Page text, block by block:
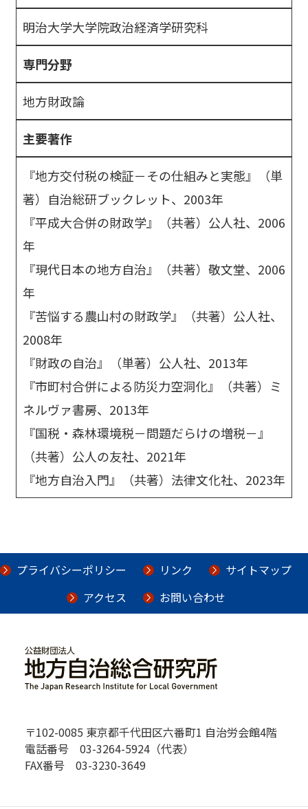
明治大学大学院政治経済学研究科
専門分野
地方財政論
主要著作
『地方交付税の検証－その仕組みと実態』（単
著）自治総研ブックレット、2003年
『平成大合併の財政学』（共著）公人社、2006
年
『現代日本の地方自治』（共著）敬文堂、2006
年
『苦悩する農山村の財政学』（共著）公人社、
2008年
『財政の自治』（単著）公人社、2013年
『市町村合併による防災力空洞化』（共著）ミ
ネルヴァ書房、2013年
『国税・森林環境税－問題だらけの増税－』
（共著）公人の友社、2021年
『地方自治入門』（共著）法律文化社、2023年
プライバシーポリシー リンク
サイトマップ
アクセス
お問い合わせ
〒102-0085 東京都千代田区六番町1 自治労会館4階
電話番号 03-3264-5924（代表）
FAX番号 03-3230-3649